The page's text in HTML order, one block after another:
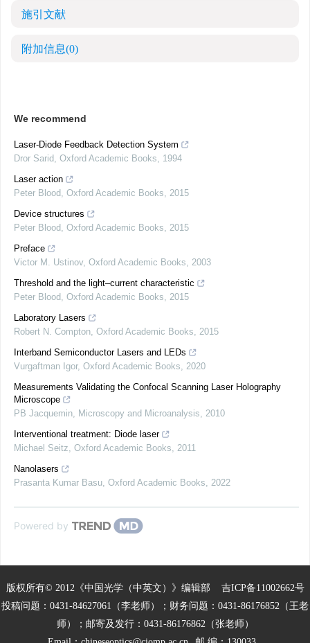
施引文献
附加信息(0)
We recommend
Laser-Diode Feedback Detection System
Dror Sarid, Oxford Academic Books, 1994
Laser action
Peter Blood, Oxford Academic Books, 2015
Device structures
Peter Blood, Oxford Academic Books, 2015
Preface
Victor M. Ustinov, Oxford Academic Books, 2003
Threshold and the light–current characteristic
Peter Blood, Oxford Academic Books, 2015
Laboratory Lasers
Robert N. Compton, Oxford Academic Books, 2015
Interband Semiconductor Lasers and LEDs
Vurgaftman Igor, Oxford Academic Books, 2020
Measurements Validating the Confocal Scanning Laser Holography
Microscope
PB Jacquemin, Microscopy and Microanalysis, 2010
Interventional treatment: Diode laser
Michael Seitz, Oxford Academic Books, 2011
Nanolasers
Prasanta Kumar Basu, Oxford Academic Books, 2022
Powered by
版权所有© 2012《中国光学（中英文）》编辑部 吉ICP备11002662号
投稿问题：0431-84627061（李老师）；财务问题：0431-86176852（王老
师）；邮寄及发行：0431-86176862（张老师）